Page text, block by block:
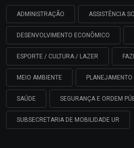
ADMINISTRAÇÃO ASSISTÊNCIA
DESENVOLVIMENTO ECONÔMICO
ESPORTE / CULTURA / LAZER
MEIO AMBIENTE PLANEJAMENTO
SAÚDE SEGURANÇA E ORDEM
SUBSECRETARIA DE MOBILIDADE UR